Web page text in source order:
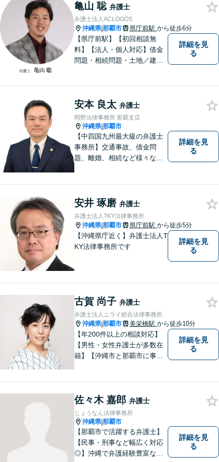
を手掛けていきたいと思って
おります。どうぞよろしくお
願いします。
亀山 聡 弁護士
弁護士法人ACLOGOS
沖縄県|那覇市 県庁前駅 から徒歩6分
【県庁前駅】【初回相談無
料】【法人・個人対応】借金
問題・相続問題・土地／建物
詳細を見
る
安本 良太 弁護士
岡野法律事務所 那覇支店
沖縄県|那覇市
【中四国九州最大級の弁護士
事務所】交通事故、借金問
題、離婚、相続など様々な問
い！
詳細を見
る
安井 琢磨 弁護士
弁護士法人TKY法律事務所
沖縄県|那覇市 県庁前駅 から徒歩5分
【沖縄県庁近く】弁護士法人T
KY法律事務所です
詳細を見
る
古賀 尚子 弁護士
弁護士法人ニライ総合法律事務所
沖縄県|那覇市 美栄橋駅 から徒歩10分
【年200件以上の相談対応】
【男性・女性弁護士が多数在
籍】【沖縄市と那覇市に事務
らではの習慣」を熟知した弁
護士が多数在籍。
詳細を見
る
佐々木 嘉郎 弁護士
じょうなん法律事務所
沖縄県|那覇市
【那覇市で活躍する弁護士】
【民事・刑事など幅広く対応
◎】沖縄で弁護経験豊富な弁
詳細を見
る